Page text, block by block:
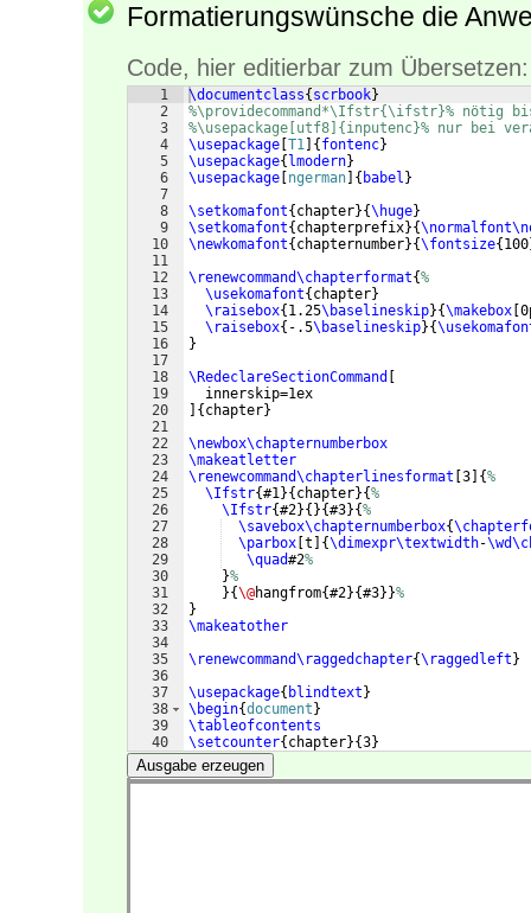
Formatierungswünsche die
Code, hier editierbar zum Übersetzen:
1
2
3
4
5
6
7
8
9
10
11
12
13
14
15
16
17
18
19
20
21
22
23
24
25
26
27
28
29
30
31
32
33
34
35
36
37
38
39
40
41
\documentclass{ scrbook}
%\providecommand*\Ifstr{\ifstr}% nötig
%\usepackage[utf8]{inputenc}% nur bei
\usepackage T1 { fontenc}
\usepackage{ lmodern}
\usepackage ngerman { babel }
\setkomafont{ chapter}{\huge}
\setkomafont{ chapterprefix}{
\newkomafont{ chapternumber}{\fontsize{ 100
\renewcommand\chapterformat{%
\usekomafont{ chapter}
\raisebox{ 1.25\baselineskip}{\makebox
\raisebox{ -.5\baselineskip}{
}
\RedeclareSectionCommand
  innerskip=1ex
{ chapter}
\newbox\chapternumberbox
\makeatletter
\renewcommand\chapterlinesformat 3 {%
\Ifstr{#1}{ chapter}{%
\Ifstr{#2}{ }{#3}{%
\savebox\chapternumberbox{
\parbox t {\dimexpr\textwidth-
\quad#2%
}%
}{\@hangfrom{#2}{#3}}%
}
\makeatother
\renewcommand\raggedchapter{\raggedleft }
\usepackage{ blindtext }
\begin{document }
\tableofcontents
\setcounter{ chapter}{3}
\chapter{Erarbeitete technische
Ausgabe erzeugen